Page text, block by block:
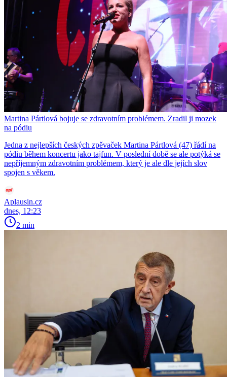
Martina Pártlová bojuje se zdravotním problémem. Zradil ji mozek
na pódiu
Jedna z nejlepších českých zpěvaček Martina Pártlová (47) řádí na
pódiu během koncertu jako tajfun. V poslední době se ale potýká se
nepříjemným zdravotním problémem, který je ale dle jejích slov
spojen s věkem.
Aplausin.cz
dnes, 12:23
2 min